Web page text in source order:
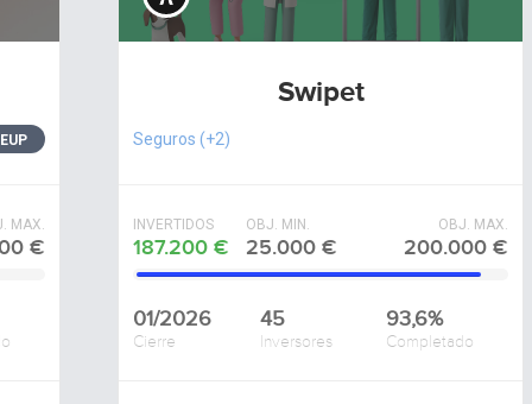
MAX.
€
Swipet
Seguros (+2)
INVERTIDOS
187.200 €
OBJ. MIN.
25.000 €
OBJ. MAX.
200.000 €
01/2026
Cierre
45
Inversores
93,6%
Completado